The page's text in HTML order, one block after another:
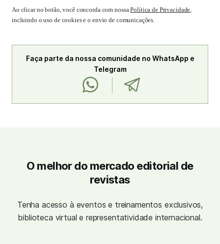
Ao clicar no botão, você concorda com nossaPolítica de Privacidade,
incluindo o uso de cookies e o envio de comunicações.
Faça parte da nossa comunidade no WhatsApp e
Telegram
O melhor do mercado editorial de
revistas
Tenha acesso à eventos e treinamentos exclusivos,
biblioteca virtual e representatividade internacional.